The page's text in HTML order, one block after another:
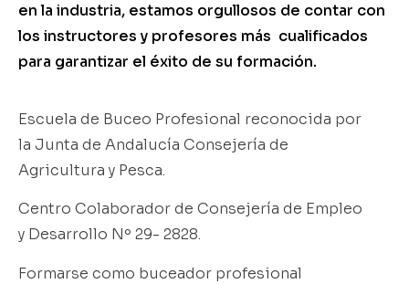
en la industria, estamos orgullosos de contar con
los instructores y profesores más cualificados
para garantizar el éxito de su formación.
Escuela de Buceo Profesional reconocida por
la Junta de Andalucía Consejería de
Agricultura y Pesca.
Centro Colaborador de Consejería de Empleo
y Desarrollo Nº 29- 2828.
Formarse como buceador profesional